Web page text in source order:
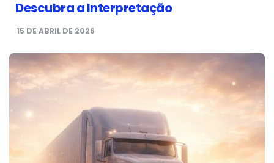
Descubra a Interpretação
15 DE ABRIL DE 2026